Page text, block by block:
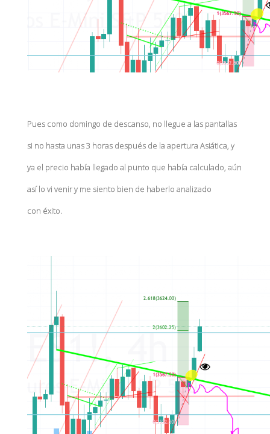
Pues como domingo de descanso, no llegue a las pantallas
si no hasta unas 3 horas después de la apertura Asiática, y
ya el precio había llegado al punto que había calculado, aún
así lo vi venir y me siento bien de haberlo analizado
con éxito.